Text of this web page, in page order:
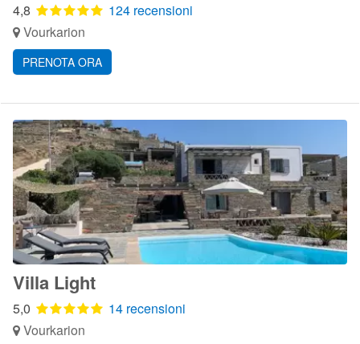
4,8
124 recensioni
Vourkarion
PRENOTA ORA
Villa Light
5,0
14 recensioni
Vourkarion